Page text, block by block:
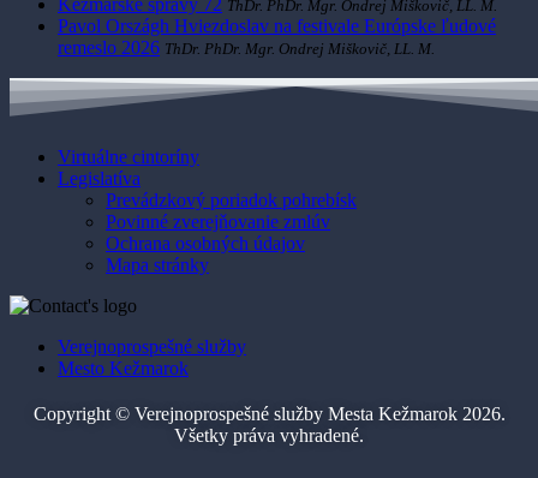
ThDr. PhDr. Mgr. Ondrej Miškovič, LL. M.
Pavol Országh Hviezdoslav na festivale Európske ľudové
remeslo 2026 ThDr. PhDr. Mgr. Ondrej Miškovič, LL. M.
Virtuálne cintoríny
Legislatíva
Prevádzkový poriadok pohrebísk
Povinné zverejňovanie zmlúv
Ochrana osobných údajov
Mapa stránky
Verejnoprospešné služby
Mesto Kežmarok
Copyright © Verejnoprospešné služby Mesta Kežmarok 2026.
Všetky práva vyhradené.